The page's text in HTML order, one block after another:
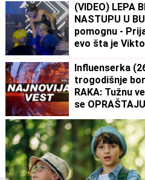
(VIDEO) LEPA
NASTUPU U
pomognu -
evo šta je
Influenserka
trogodišnje
RAKA: Tužnu
se